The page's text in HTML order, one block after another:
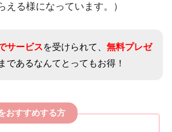
える様になっています。）
サービスを受けられて、 無料プレゼ
まであるなんてとってもお得！
おすすめする方